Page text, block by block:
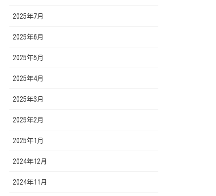
2025年7月
2025年6月
2025年5月
2025年4月
2025年3月
2025年2月
2025年1月
2024年12月
2024年11月